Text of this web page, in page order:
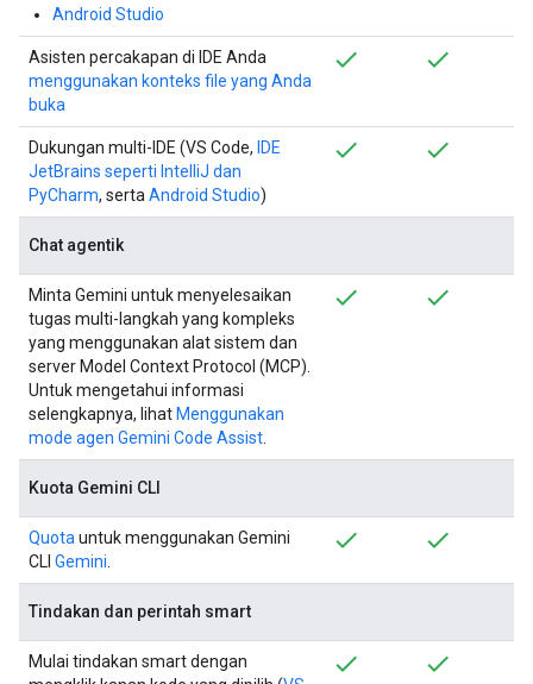
Android Studio
Asisten percakapan di IDE Anda
menggunakan konteks file yang Anda
buka
Dukungan multi-IDE (VS Code, IDE
JetBrains seperti IntelliJ dan
PyCharm, serta Android Studio)
Chat agentik
Minta Gemini untuk menyelesaikan
tugas multi-langkah yang kompleks
yang menggunakan alat sistem dan
server Model Context Protocol (MCP).
Untuk mengetahui informasi
selengkapnya, lihat Menggunakan
mode agen Gemini Code Assist
Kuota Gemini CLI
Quota untuk menggunakan Gemini
CLI Gemini
Tindakan dan perintah smart
Mulai tindakan smart dengan